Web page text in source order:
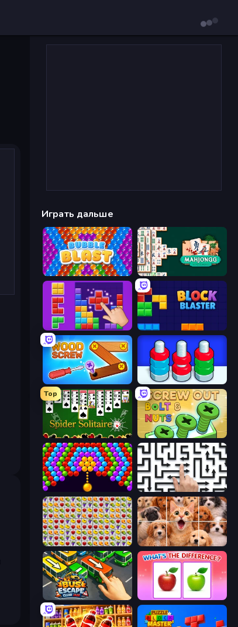
Играть дальше
Bubble Blast Mahjongg Solitaire
BlockBuster Puzzle Block Blaster
Wood Screw: Bolts Puzzle
Top
Spider Solitaire Screw Out: Bolts and Nuts
Bubble Story Arrow Escape: Puzzle
Same Game Fruit Collapse Jigpic Solitaire
Bus Escape: Clear Jam What's The Difference?